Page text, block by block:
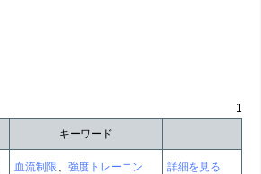
1
キーワード
血流制限、 強度トレーニン
詳細を見る